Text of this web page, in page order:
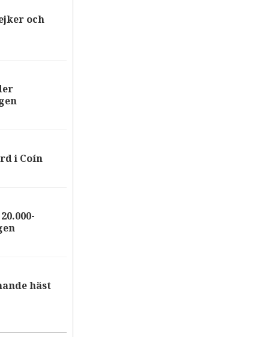
och
i Coín
häst